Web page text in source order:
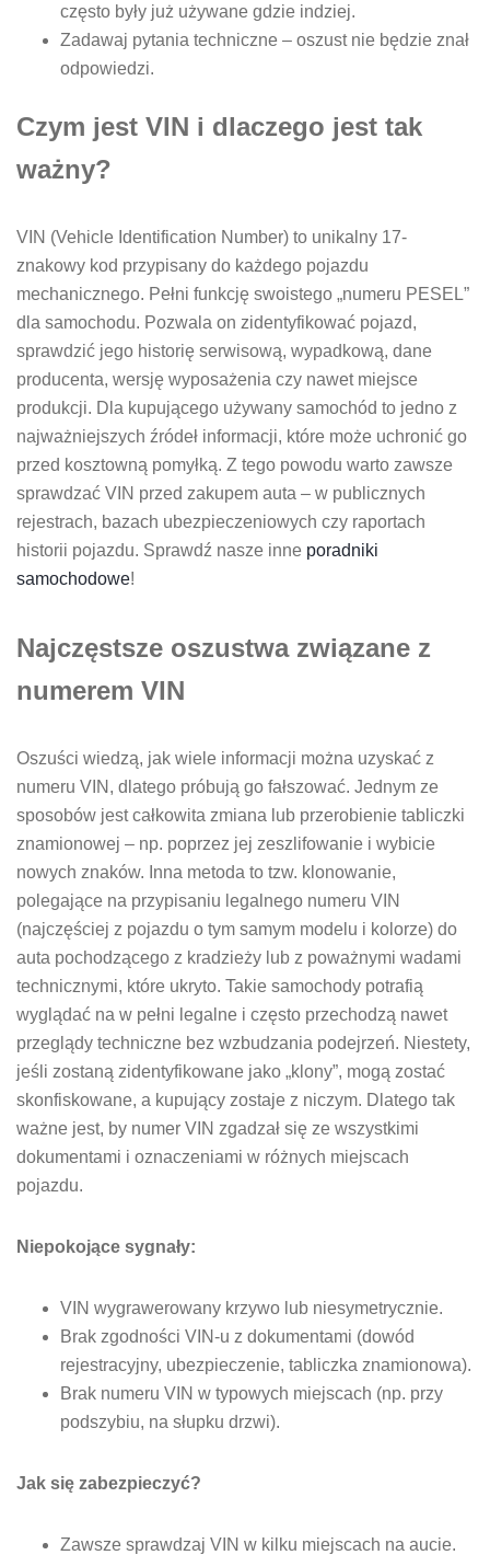
często były już używane gdzie indziej.
Zadawaj pytania techniczne – oszust nie będzie znał
odpowiedzi.
Czym jest VIN i dlaczego jest tak
ważny?
VIN (Vehicle Identification Number) to unikalny 17-
znakowy kod przypisany do każdego pojazdu
mechanicznego. Pełni funkcję swoistego „numeru PESEL”
dla samochodu. Pozwala on zidentyfikować pojazd,
sprawdzić jego historię serwisową, wypadkową, dane
producenta, wersję wyposażenia czy nawet miejsce
produkcji. Dla kupującego używany samochód to jedno z
najważniejszych źródeł informacji, które może uchronić go
przed kosztowną pomyłką. Z tego powodu warto zawsze
sprawdzać VIN przed zakupem auta – w publicznych
rejestrach, bazach ubezpieczeniowych czy raportach
historii pojazdu. Sprawdź nasze inne poradniki
samochodowe!
Najczęstsze oszustwa związane z
numerem VIN
Oszuści wiedzą, jak wiele informacji można uzyskać z
numeru VIN, dlatego próbują go fałszować. Jednym ze
sposobów jest całkowita zmiana lub przerobienie tabliczki
znamionowej – np. poprzez jej zeszlifowanie i wybicie
nowych znaków. Inna metoda to tzw. klonowanie,
polegające na przypisaniu legalnego numeru VIN
(najczęściej z pojazdu o tym samym modelu i kolorze) do
auta pochodzącego z kradzieży lub z poważnymi wadami
technicznymi, które ukryto. Takie samochody potrafią
wyglądać na w pełni legalne i często przechodzą nawet
przeglądy techniczne bez wzbudzania podejrzeń. Niestety,
jeśli zostaną zidentyfikowane jako „klony”, mogą zostać
skonfiskowane, a kupujący zostaje z niczym. Dlatego tak
ważne jest, by numer VIN zgadzał się ze wszystkimi
dokumentami i oznaczeniami w różnych miejscach
pojazdu.
Niepokojące sygnały:
VIN wygrawerowany krzywo lub niesymetrycznie.
Brak zgodności VIN-u z dokumentami (dowód
rejestracyjny, ubezpieczenie, tabliczka znamionowa).
Brak numeru VIN w typowych miejscach (np. przy
podszybiu, na słupku drzwi).
Jak się zabezpieczyć?
Zawsze sprawdzaj VIN w kilku miejscach na aucie.